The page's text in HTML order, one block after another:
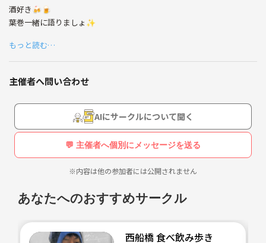
酒好き🍻🍺
葉巻一緒に語りましょ✨
もっと読む…
主催者へ問い合わせ
AIにサークルについて聞く
💬 主催者へ個別にメッセージを送る
※内容は他の参加者には公開されません
あなたへのおすすめサークル
西船橋 食べ飲み歩き